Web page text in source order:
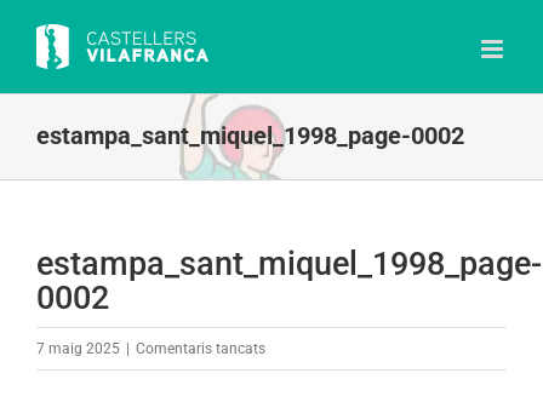
content
estampa_sant_miquel_1998_page-0002
estampa_sant_miquel_1998_page-
0002
7 maig 2025 Comentaris tancatsa